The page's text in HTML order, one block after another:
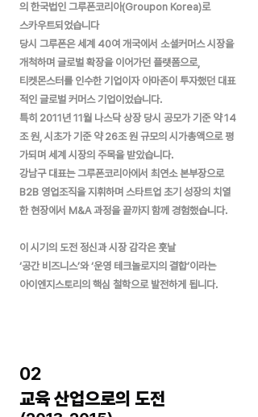
의 한국법인 그루폰코리아(Groupon Korea)로
스카우트되었습니다
당시 그루폰은 세계 40여 개국에서 소셜커머스 시장을
개척하며 글로벌 확장을 이어가던 플랫폼으로,
티켓몬스터를 인수한 기업이자 아마존이 투자했던 대표
적인 글로벌 커머스 기업이었습니다.
특히 2011년 11월 나스닥 상장 당시 공모가 기준 약 14
조 원, 시초가 기준 약 26조 원 규모의 시가총액으로 평
가되며 세계 시장의 주목을 받았습니다.
강남구 대표는 그루폰코리아에서 최연소 본부장으로
B2B 영업조직을 지휘하며 스타트업 초기 성장의 치열
한 현장에서 M&A 과정을 끝까지 함께 경험했습니다.
이 시기의 도전 정신과 시장 감각은 훗날
‘공간 비즈니스’와 ‘운영 테크놀로지의 결합’이라는
아이엔지스토리의 핵심 철학으로 발전하게 됩니다.
02
교육 산업으로의 도전